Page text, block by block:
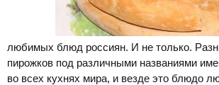
любимых блюд россиян. И не только.
пирожков под различными названиями
во всех кухнях мира, и везде это блюдо